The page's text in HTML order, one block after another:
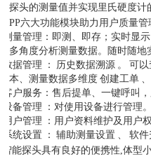
探头的测量值并实现里氏硬度计
APP六大功能模块助力用户质量管
测量管理：即测、即存；实时显
多角度分析测量数据。随时随地
数据管理 ： 历史数据溯源 。 可以
本、测量数据多维度 创建工单
客户服务：售后提单、一键呼叫
设备管理
：对使用设备进行管理。
用户管理
：用户资料维护及用户权
系统设置 ： 辅助测量设置 软件
智能探头具有良好的便携性 ,体型